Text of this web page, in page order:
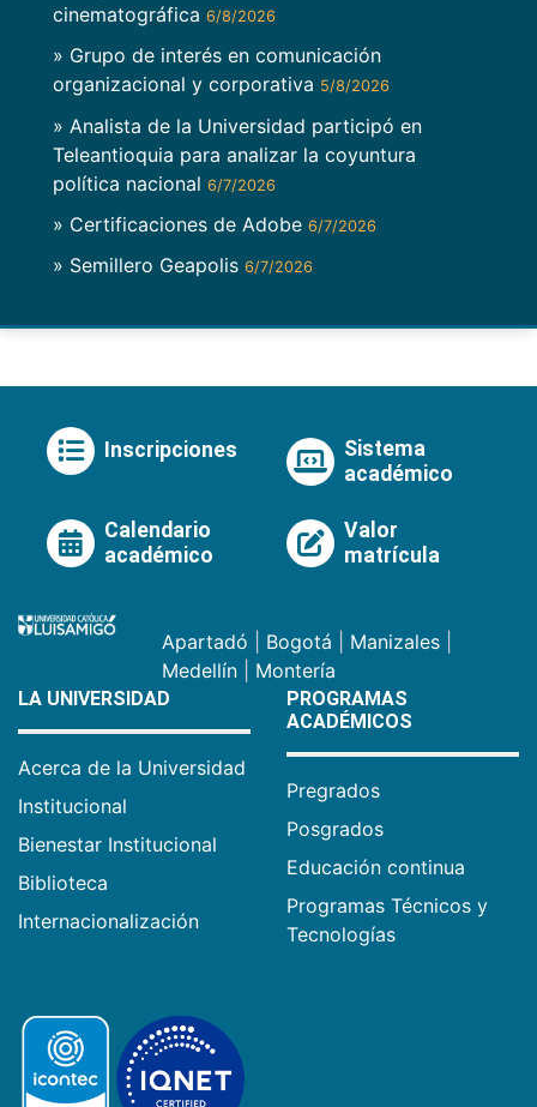
cinematográfica 6/8/2026
» Grupo de interés en comunicación
organizacional y corporativa 5/8/2026
» Analista de la Universidad participó en
Teleantioquia para analizar la coyuntura
política nacional 6/7/2026
» Certificaciones de Adobe 6/7/2026
» Semillero Geapolis 6/7/2026
Inscripciones
Sistema
académico
Calendario
académico
Valor
matrícula
Apartadó Bogotá Manizales
Medellín
Montería
LA UNIVERSIDAD
Acerca de la Universidad
Institucional
Bienestar Institucional
Biblioteca
Internacionalización
PROGRAMAS
ACADÉMICOS
Pregrados
Posgrados
Educación continua
Programas Técnicos y
Tecnologías